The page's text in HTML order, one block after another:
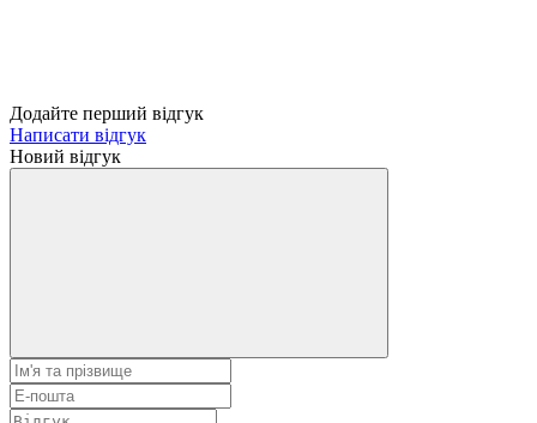
Додайте перший відгук
Написати відгук
Новий відгук